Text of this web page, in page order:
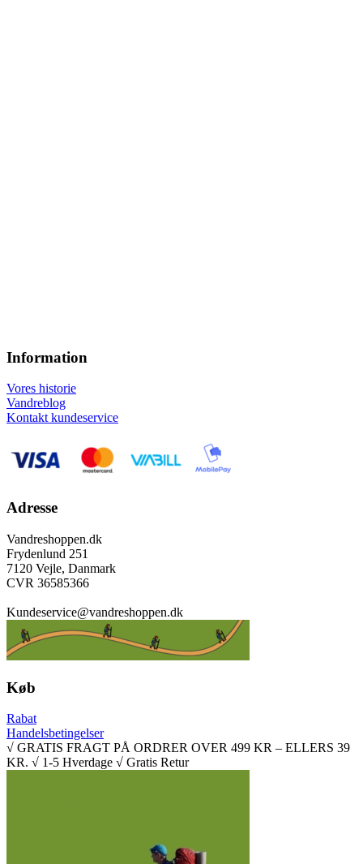
Information
Vores historie
Vandreblog
Kontakt kundeservice
Adresse
Vandreshoppen.dk
Frydenlund 251
7120 Vejle, Danmark
CVR 36585366
Kundeservice@vandreshoppen.dk
Køb
Rabat
Handelsbetingelser
√ GRATIS FRAGT PÅ ORDRER OVER 499 KR – ELLERS 39
KR. √ 1-5 Hverdage √ Gratis Retur